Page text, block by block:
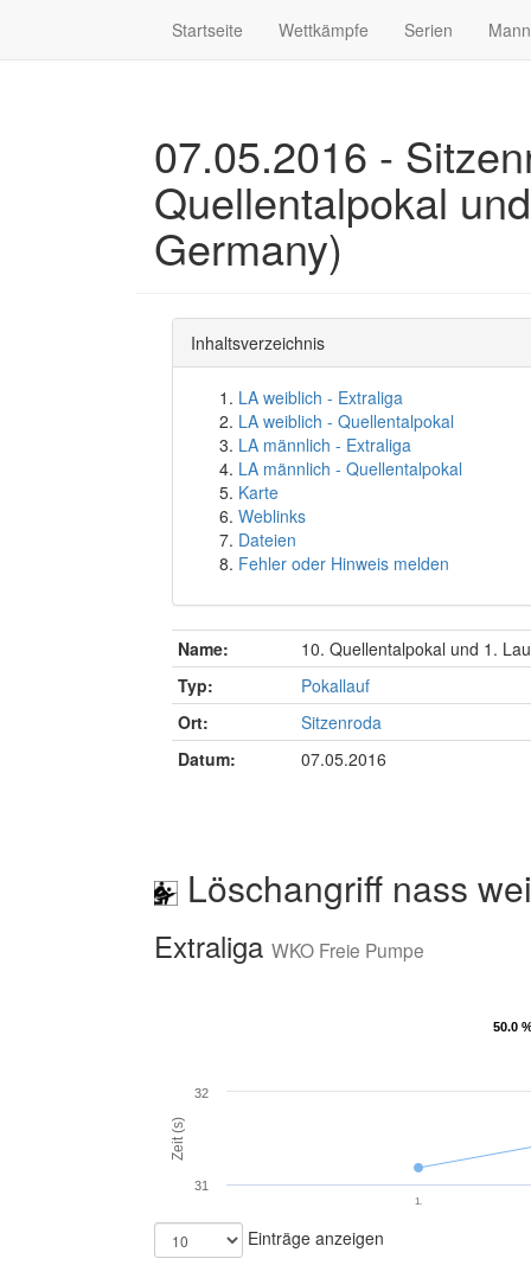
Startseite Wettkämpfe Serien
07.05.2016 -
Quellentalpokal
Germany)
Inhaltsverzeichnis
LA weiblich - Extraliga
LA weiblich - Quellentalpokal
LA männlich - Extraliga
LA männlich - Quellentalpokal
Karte
Weblinks
Dateien
Fehler oder Hinweis melden
Name:
10. Quellentalpokal und 1.
Typ:
Pokallauf
Ort:
Sitzenroda
Datum:
07.05.2016
Löschangriff nass
Extraliga WKO Freie Pumpe
50.0
50.0
Zeit (s)
1.
31
32
Einträge anzeigen